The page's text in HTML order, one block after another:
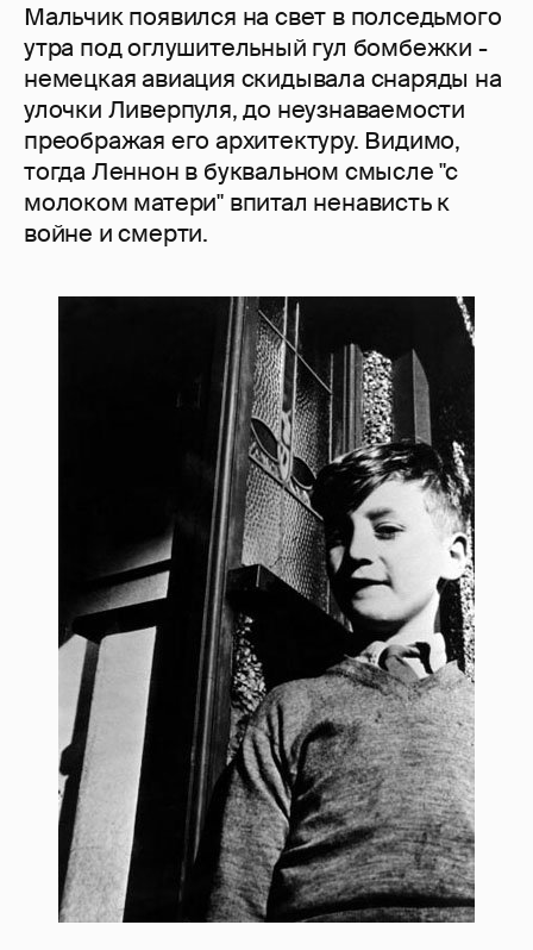
Мальчик появился на свет в полседьмого
утра под оглушительный гул бомбежки -
немецкая авиация скидывала снаряды на
улочки Ливерпуля, до неузнаваемости
преображая его архитектуру. Видимо,
тогда Леннон в буквальном смысле "с
молоком матери" впитал ненависть к
войне и смерти.